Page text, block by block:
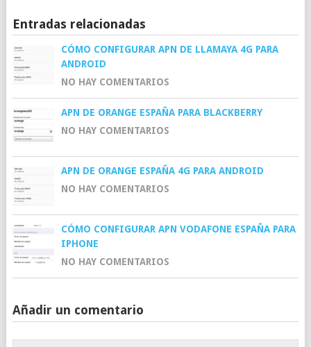
Entradas relacionadas
CÓMO CONFIGURAR APN DE LLAMAYA 4G PARA
ANDROID
NO HAY COMENTARIOS
APN DE ORANGE ESPAÑA PARA BLACKBERRY
NO HAY COMENTARIOS
APN DE ORANGE ESPAÑA 4G PARA ANDROID
NO HAY COMENTARIOS
CÓMO CONFIGURAR APN VODAFONE ESPAÑA PARA
IPHONE
NO HAY COMENTARIOS
Añadir un comentario